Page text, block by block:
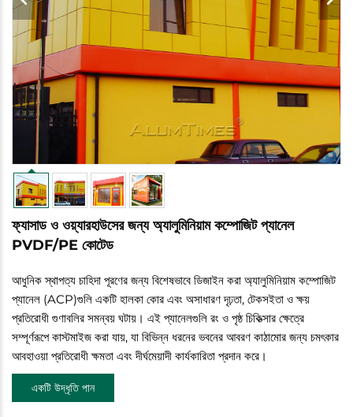
ফ্যাসাড ও ওয়্যারহাউসের জন্য অ্যালুমিনিয়াম কম্পোজিট প্যানেল
PVDF/PE কোটেড
আধুনিক স্থাপত্য চাহিদা পূরণের জন্য বিশেষভাবে ডিজাইন করা অ্যালুমিনিয়াম কম্পোজিট
প্যানেল (ACP)গুলি একটি হালকা কোর এবং অসাধারণ দৃঢ়তা, টেকসইতা ও ক্ষয়
প্রতিরোধী গুণাবলির সমন্বয় ঘটায়। এই প্যানেলগুলি রং ও পৃষ্ঠ চিকিত্সার ক্ষেত্রে
সম্পূর্ণরূপে কাস্টমাইজ করা যায়, যা বিভিন্ন ধরনের ভবনের আবরণ কাঠামোর জন্য চমৎকার
আবহাওয়া প্রতিরোধী ক্ষমতা এবং দীর্ঘমেয়াদী কার্যকারিতা প্রদান করে।
একটি উদ্ধৃতি পান